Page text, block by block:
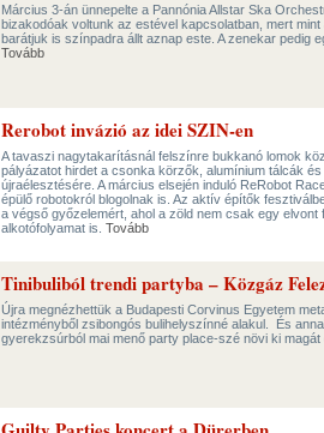
Március 3-án ünnepelte a Pannónia Allstar Ska
bizakodóak voltunk az estével kapcsolatban, mert
barátjuk is színpadra állt aznap este. A zenekar pedig
Tovább
Rerobot invázió az idei SZIN-en
A tavaszi nagytakarításnál felszínre bukkanó lomok
pályázatot hirdet a csonka körzők, alumínium tálcák
újraélesztésére. A március elsején induló ReRobot
épülő robotokról blogolnak is. Az aktív építők
a végső győzelemért, ahol a zöld nem csak egy
alkotófolyamat is. Tovább
Tinibuliból trendi partyba – Közgáz
Újra megnézhettük a Budapesti Corvinus Egyetem
intézményből zsibongós bulihelyszínné alakul. És
gyerekzsúrból mai menő party place-szé növi ki